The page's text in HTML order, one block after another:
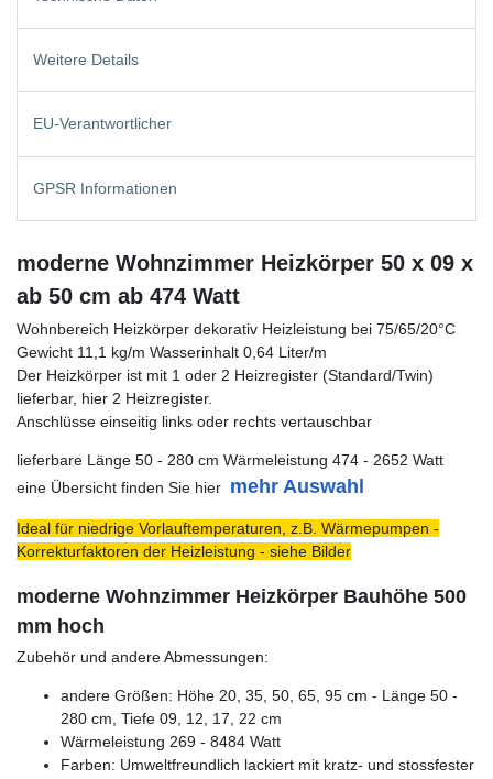
Weitere Details
EU-Verantwortlicher
GPSR Informationen
moderne Wohnzimmer Heizkörper 50 x 09 x
ab 50 cm ab 474 Watt
Wohnbereich Heizkörper dekorativ Heizleistung bei 75/65/20°C
Gewicht 11,1 kg/m Wasserinhalt 0,64 Liter/m
Der Heizkörper ist mit 1 oder 2 Heizregister (Standard/Twin)
lieferbar, hier 2 Heizregister.
Anschlüsse einseitig links oder rechts vertauschbar
lieferbare Länge 50 - 280 cm Wärmeleistung 474 - 2652 Watt
eine Übersicht finden Sie hier mehr Auswahl
Ideal für niedrige Vorlauftemperaturen, z.B. Wärmepumpen -
Korrekturfaktoren der Heizleistung - siehe Bilder
moderne Wohnzimmer Heizkörper Bauhöhe 500
mm hoch
Zubehör und andere Abmessungen:
andere Größen: Höhe 20, 35, 50, 65, 95 cm - Länge 50 -
280 cm, Tiefe 09, 12, 17, 22 cm
Wärmeleistung 269 - 8484 Watt
Farben: Umweltfreundlich lackiert mit kratz- und stossfester